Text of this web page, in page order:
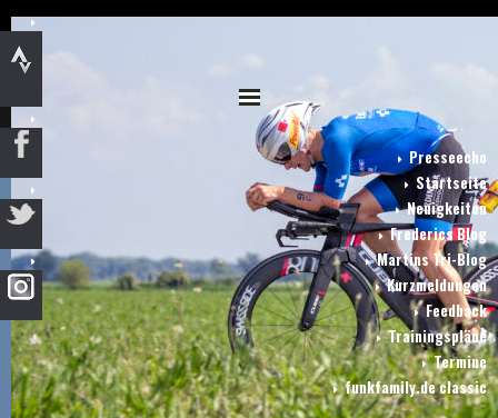
Presseecho
Startseite
Neuigkeiten
Frederics Blog
Martins Tri-Blog
Kurzmeldungen
Feedback
Trainingspläne
Termine
funkfamily.de classic